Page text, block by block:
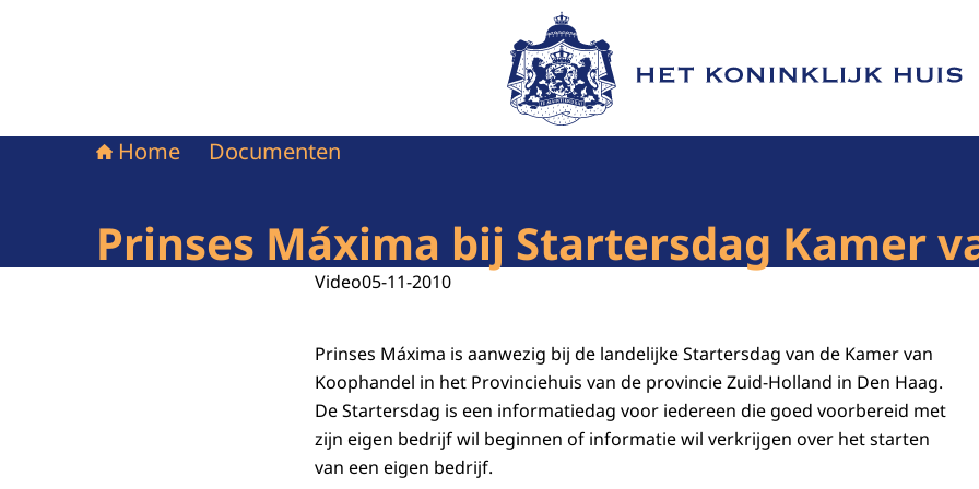
Naar de homepage van Het Koninklijk Huis
Home Documenten
Prinses Máxima bij Startersdag Kamer
Video05-11-2010
Prinses Máxima is aanwezig bij de landelijke Startersdag van de Kamer van
Koophandel in het Provinciehuis van de provincie Zuid-Holland in Den Haag.
De Startersdag is een informatiedag voor iedereen die goed voorbereid met
zijn eigen bedrijf wil beginnen of informatie wil verkrijgen over het starten
van een eigen bedrijf.